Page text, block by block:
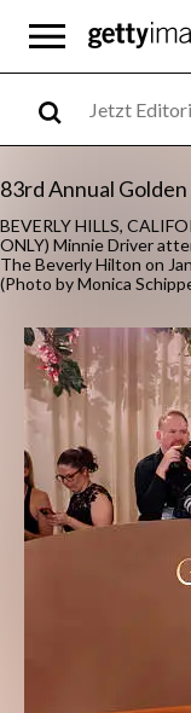
83rd Annual
BEVERLY HILLS,
ONLY) Minnie Driver
The Beverly Hilton on
(Photo by Monica